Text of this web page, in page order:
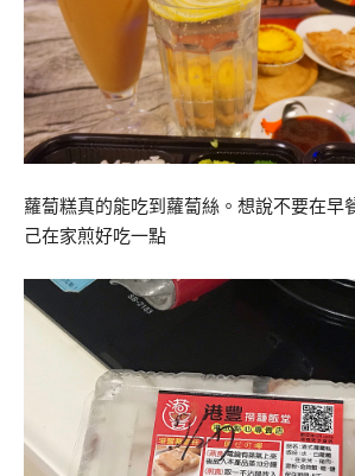
蘿蔔糕真的能吃到蘿蔔絲。想說不要在早
己在家煎好吃一點